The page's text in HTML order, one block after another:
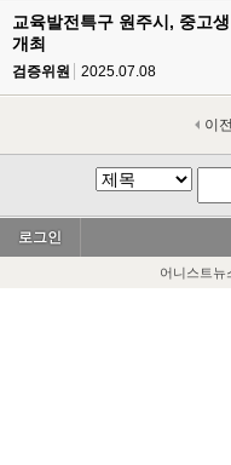
교육발전특구 원주시, 중고
개최
검증위원 2025.07.08
이전
로그인
어니스트뉴